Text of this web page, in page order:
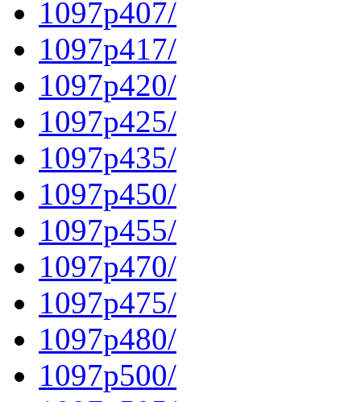
1097p407/
1097p417/
1097p420/
1097p425/
1097p435/
1097p450/
1097p455/
1097p470/
1097p475/
1097p480/
1097p500/